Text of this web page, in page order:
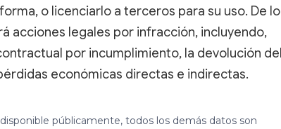
o licenciarlo a terceros para su uso. De lo
acciones legales por infracción, incluyendo,
por incumplimiento, la devolución del
económicas directas e indirectas.
públicamente, todos los demás datos son